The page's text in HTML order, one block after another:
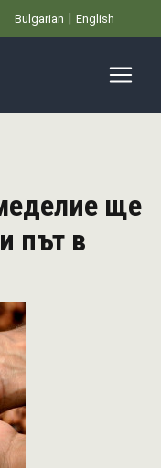
Bulgarian English
ще
път в